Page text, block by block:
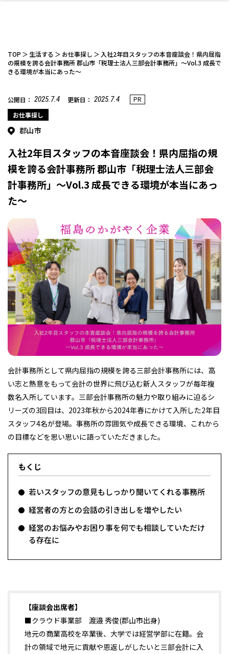
カフェ スイーツ
お酒 洋食 中華
和食 わんぱく 福島ローカルグル
メ
パン アジア・エスニッ
ク
テイクアウト
開成山公園 泊まる
デート・友達と ひとりで アウトドア
温泉 体験 名所
レジャー・スポー
ツ施設
非日常 イベントレポート
その他
美容室 ネイルサロン
美容アイテム エイジングケア メンズ
フィットネス・や
せたい
鍼灸・整体・リラ
クゼーション
まつ毛サロン
脱毛 温活・サウナ 歯列矯正・審美歯
科
ファッション 雑貨
スポーツ・アウト
ドア
ギフト・お土産 キッズ
インテリア 食品・酒 生活を彩るモノ
その他
お仕事探し お金のこと
保険 病院・クリニック ペット
趣味・スキルアッ
プ
保育園・こども園 子どもの習い事・
塾
幼稚園 教育 ライフイベント
家づくり 新築体験談
リフォーム・リノ
ベーション
自治体インフォ その他
TOP 生活する お仕事探し
入社2年目スタッフの本音座談会！県内屈指
の規模を誇る会計事務所 郡山市「税理士法人三部会計事務所」～Vol.3 成長で
きる環境が本当にあった～
公開日： 2025.7.4 更新日： 2025.7.4
PR
お仕事探し
郡山市
入社2年目スタッフの本音座談会！県内屈指の規
模を誇る会計事務所 郡山市「税理士法人三部会
計事務所」～Vol.3 成長できる環境が本当にあっ
た～
会計事務所として県内屈指の規模を誇る三部会計事務所には、高
い志と熱意をもって会計の世界に飛び込む新人スタッフが毎年複
数名入所しています。三部会計事務所の魅力や取り組みに迫るシ
リーズの3回目は、2023年秋から2024年春にかけて入所した2年目
スタッフ4名が登場。事務所の雰囲気や成長できる環境、これから
の目標などを思い思いに語っていただきました。
もくじ
若いスタッフの意見もしっかり聞いてくれる事務所
経営者の方との会話の引き出しを増やしたい
経営のお悩みやお困り事を何でも相談していただけ
る存在に
【座談会出席者】
■クラウド事業部 渡邉 秀俊(郡山市出身)
地元の商業高校を卒業後、大学では経営学部に在籍。会
計の領域で地元に貢献や恩返しがしたいと三部会計に入